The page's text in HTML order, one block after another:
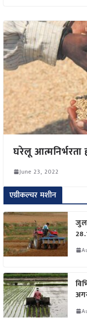
घरेलू आत्मनिर्भरता
June 23, 2022
एग्रीकल्चर मशीन